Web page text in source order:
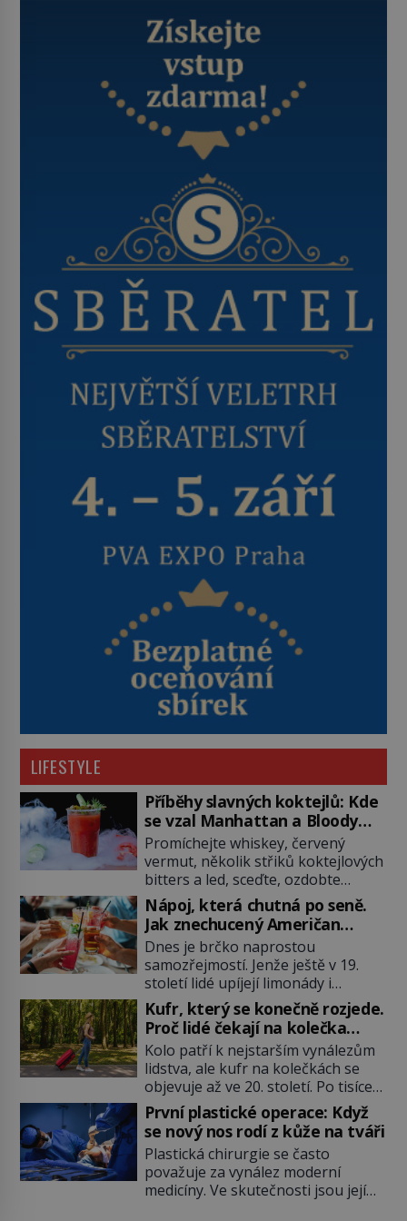
LIFESTYLE
Příběhy slavných koktejlů: Kde
se vzal Manhattan a Bloody
Mary?
Promíchejte whiskey, červený
vermut, několik střiků koktejlových
bitters a led, sceďte, ozdobte
koktejlovou třešinkou a tadá…
Manhattan je tu! A pokud to má být
skutečně on, dejte si pozor, ať
místo klasické americké rye
whiskey či klidně bourbonu
nepoužijete skotskou whisku. Co
se stane? Inu, koktejl bude stále
skvělý, ale už to nebude
Manhattan ale […]
Nápoj, která chutná po seně.
Jak znechucený Američan
vymyslel brčko
Dnes je brčko naprostou
samozřejmostí. Jenže ještě v 19.
století lidé upíjejí limonády i
koktejly dutými stébly žita nebo
žitné slámy. Fungují sice dobře,
mají ale jednu nepříjemnou
vlastnost po chvíli se rozmáčejí a
nápoji dodávají travnatou příchuť.
Právě tahle drobná nepříjemnost
přivede amerického výrobce
cigaretových náustků k nápadu,
který změní způsob pití po celém
[…]
Kufr, který se konečně rozjede.
Proč lidé čekají na kolečka
téměř pět tisíc let?
Kolo patří k nejstarším vynálezům
lidstva, ale kufr na kolečkách se
objevuje až ve 20. století. Po tisíce
let lidé vláčejí těžká zavazadla v
rukou, na zádech nebo je nakládají
na povozy. Stačí přitom jediný
nápad, připevnit ke kufru kolečka.
Jenže právě ten nikdo dlouho
nedostane. Až jednou se na letišti
První plastické operace: Když
se nový nos rodí z kůže na tváři
Plastická chirurgie se často
považuje za vynález moderní
medicíny. Ve skutečnosti jsou její